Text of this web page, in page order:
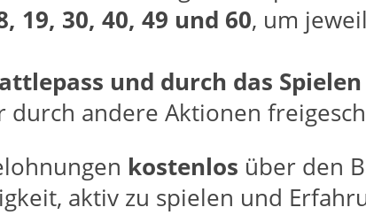
19, 30, 40, 49 und 60, um
und durch das
andere Aktionen
kostenlos über den
aktiv zu spielen und